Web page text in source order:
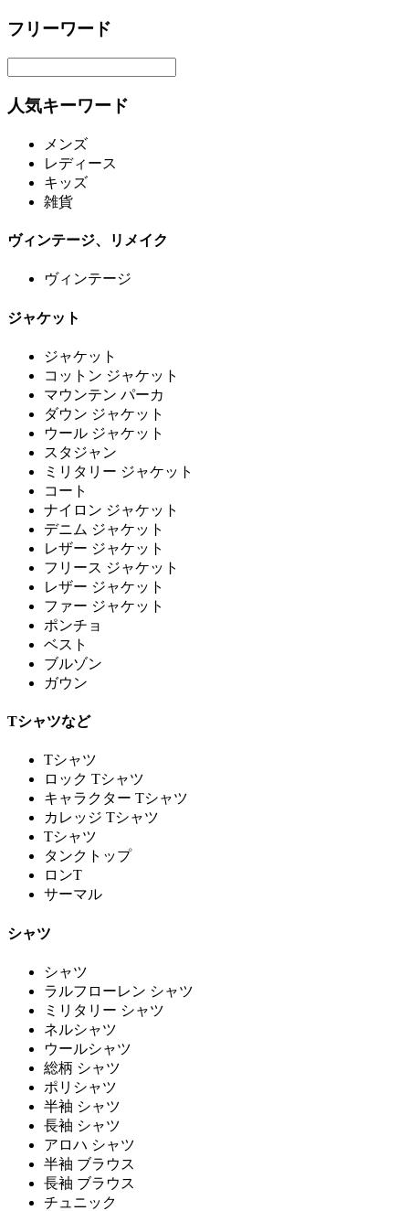
フリーワード
人気キーワード
メンズ
レディース
キッズ
雑貨
ヴィンテージ、リメイク
ヴィンテージ
ジャケット
ジャケット
コットン ジャケット
マウンテン パーカ
ダウン ジャケット
ウール ジャケット
スタジャン
ミリタリー ジャケット
コート
ナイロン ジャケット
デニム ジャケット
レザー ジャケット
フリース ジャケット
レザー ジャケット
ファー ジャケット
ポンチョ
ベスト
ブルゾン
ガウン
Tシャツなど
Tシャツ
ロック Tシャツ
キャラクター Tシャツ
カレッジ Tシャツ
Tシャツ
タンクトップ
ロンT
サーマル
シャツ
シャツ
ラルフローレン シャツ
ミリタリー シャツ
ネルシャツ
ウールシャツ
総柄 シャツ
ポリシャツ
半袖 シャツ
長袖 シャツ
アロハ シャツ
半袖 ブラウス
長袖 ブラウス
チュニック